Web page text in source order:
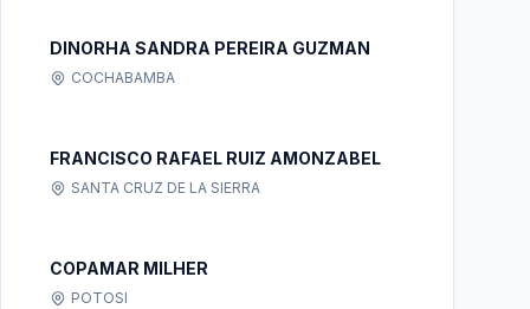
DINORHA SANDRA PEREIRA GUZMAN
COCHABAMBA
FRANCISCO RAFAEL RUIZ AMONZABEL
SANTA CRUZ DE LA SIERRA
COPAMAR MILHER
POTOSI